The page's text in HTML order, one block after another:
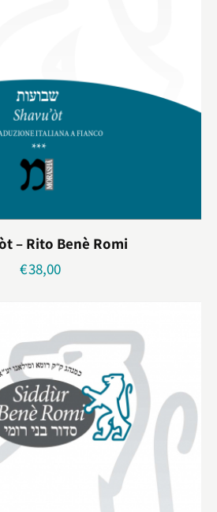
– Rito Benè Romi
€38,00